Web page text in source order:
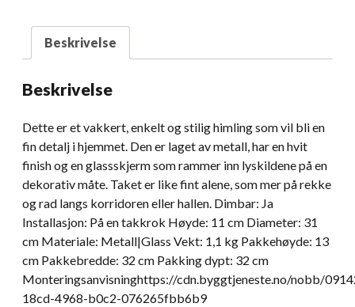
Beskrivelse
Beskrivelse
Dette er et vakkert, enkelt og stilig himling som vil bli en
fin detalj i hjemmet. Den er laget av metall, har en hvit
finish og en glassskjerm som rammer inn lyskildene på en
dekorativ måte. Taket er like fint alene, som mer på rekke
og rad langs korridoren eller hallen. Dimbar: Ja
Installasjon: På en takkrok Høyde: 11 cm Diameter: 31
cm Materiale: Metall|Glass Vekt: 1,1 kg Pakkehøyde: 13
cm Pakkebredde: 32 cm Pakking dypt: 32 cm
Monteringsanvisninghttps://cdn.byggtjeneste.no/nobb/
18cd-4968-b0c2-076265fbb6b9